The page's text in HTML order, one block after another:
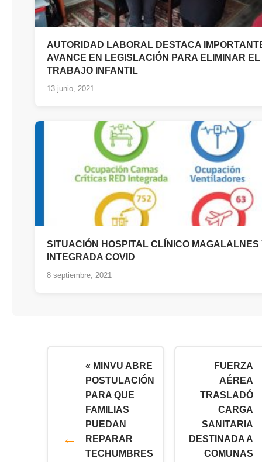
AUTORIDAD LABORAL DESTACA
AVANCE EN LEGISLACIÓN PARA ELIMINAR EL
TRABAJO INFANTIL
13 junio, 2021
SITUACIÓN HOSPITAL CLÍNICO MAGALALNES
INTEGRADA COVID
8 septiembre, 2021
« MINVU ABRE
POSTULACIÓN
PARA QUE
FAMILIAS
PUEDAN
REPARAR
TECHUMBRES
FUERZA
AÉREA
TRASLADÓ
CARGA
SANITARIA
DESTINADA A
COMUNAS